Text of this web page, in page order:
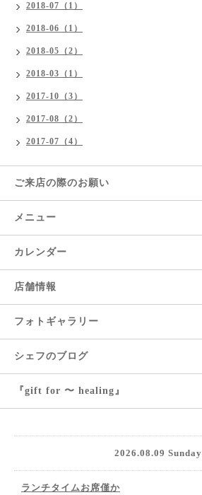
2018-07（1）
2018-06（1）
2018-05（2）
2018-03（1）
2017-10（3）
2017-08（2）
2017-07（4）
ご来店の際のお願い
メニュー
カレンダー
店舗情報
フォトギャラリー
シェフのブログ
『gift for 〜 healing』
2026.08.09 Sunday
ランチタイムお席僅か